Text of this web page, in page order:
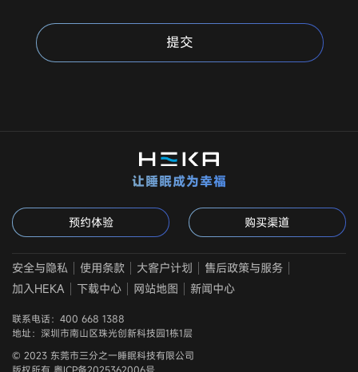
提交
让睡眠成为幸福
预约体验 购买渠道
安全与隐私 使用条款 大客户计划
售后政策与服务
加入HEKA
下载中心 网站地图 新闻中心
联系电话：400 668 1388
地址：深圳市南山区珠光创新科技园1栋1层
© 2023 东莞市三分之一睡眠科技有限公司